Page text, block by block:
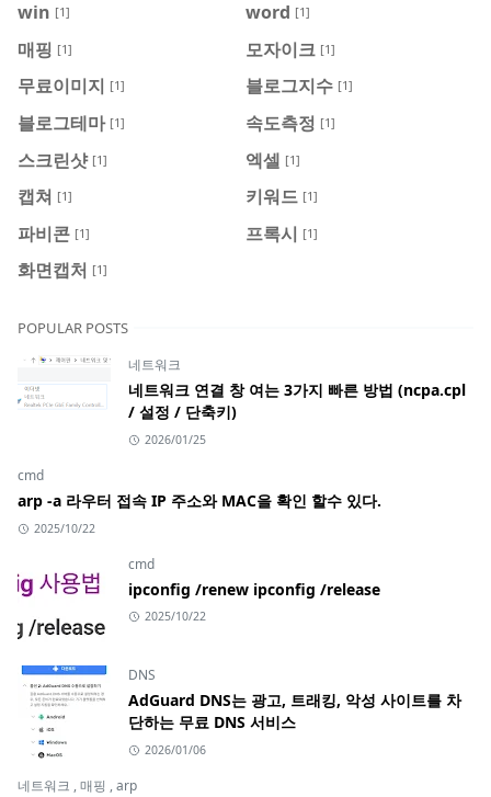
win [1] word [1]
매핑 [1] 모자이크 [1]
무료이미지 [1] 블로그지수 [1]
블로그테마 [1] 속도측정 [1]
스크린샷 [1] 엑셀 [1]
캡쳐 [1] 키워드 [1]
파비콘 [1] 프록시 [1]
화면캡처 [1]
POPULAR POSTS
네트워크
네트워크 연결 창 여는 3가지 빠른 방법 (ncpa.cpl
/ 설정 / 단축키)
2026/01/25
cmd
arp -a 라우터 접속 IP 주소와 MAC을 확인 할수 있다.
2025/10/22
cmd
ipconfig /renew ipconfig /release
2025/10/22
DNS
AdGuard DNS는 광고, 트래킹, 악성 사이트를 차
단하는 무료 DNS 서비스
2026/01/06
네트워크 ,매핑 ,arp